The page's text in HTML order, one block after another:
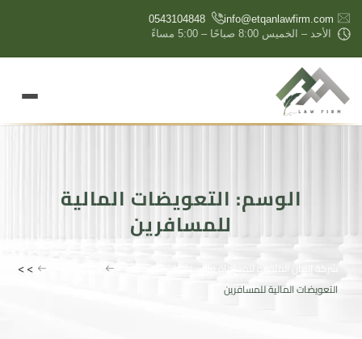
content
info@etqanlawfirm.com
0543104848
الأحد – الخميس 8:00 صباحًا – 5:00 مساءً
الوسم: التعويضات المالية
للمسافرين
شركة إتقان المتميزة للمحاماة والإستشارات القانونية >
>
التعويضات المالية للمسافرين